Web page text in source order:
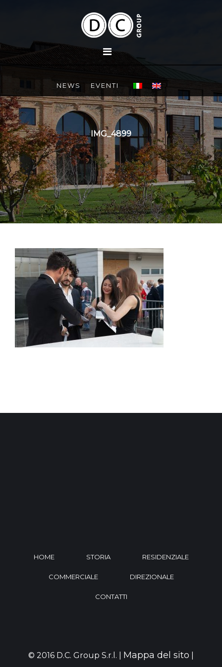
NEWS EVENTI
IMG_4899
HOME STORIA RESIDENZIALE
COMMERCIALE DIREZIONALE
CONTATTI
© 2016 D.C. Group S.r.l. | Mappa del sito